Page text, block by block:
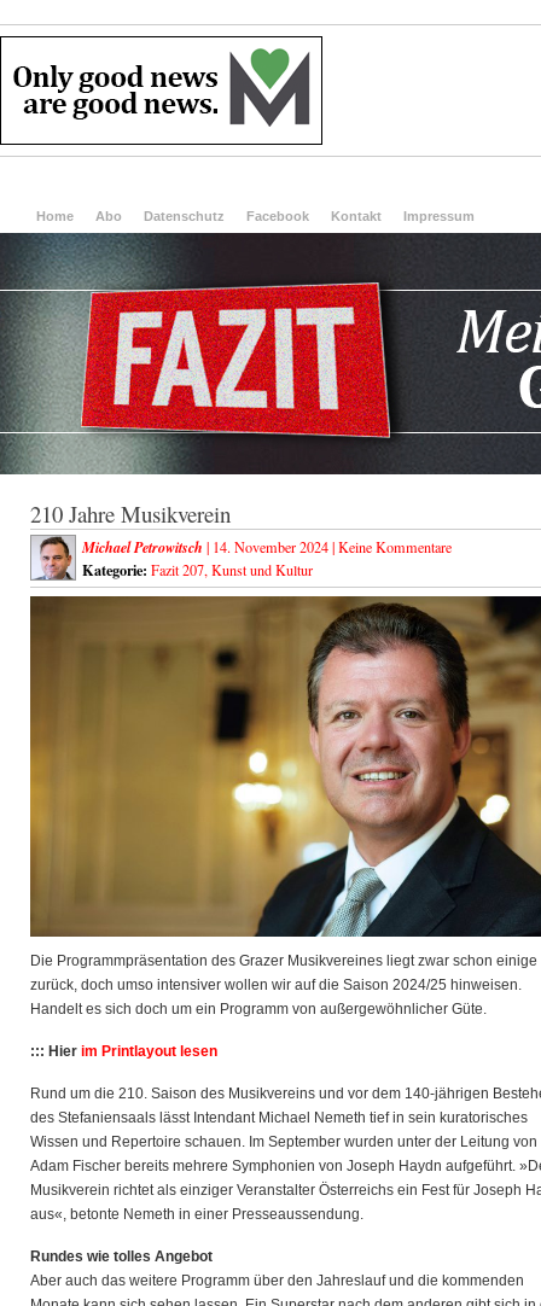
Home Abo Datenschutz Facebook Kontakt Impressum
210 Jahre Musikverein
Michael Petrowitsch | 14. November 2024 |Keine Kommentare
Kategorie: Fazit 207, Kunst und Kultur
Die Programmpräsentation des Grazer Musikvereines liegt zwar schon einige
zurück, doch umso intensiver wollen wir auf die Saison 2024/25 hinweisen.
Handelt es sich doch um ein Programm von außergewöhnlicher Güte.
::: Hier im Printlayout lesen
Rund um die 210. Saison des Musikvereins und vor dem 140-jährigen
des Stefaniensaals lässt Intendant Michael Nemeth tief in sein kuratorisches
Wissen und Repertoire schauen. Im September wurden unter der Leitung von
Adam Fischer bereits mehrere Symphonien von Joseph Haydn aufgeführt.
Musikverein richtet als einziger Veranstalter Österreichs ein Fest für Joseph
aus«, betonte Nemeth in einer Presseaussendung.
Rundes wie tolles Angebot
Aber auch das weitere Programm über den Jahreslauf und die kommenden